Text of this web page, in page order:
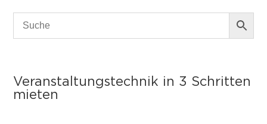
Veranstaltungstechnik in 3 Schritten
mieten